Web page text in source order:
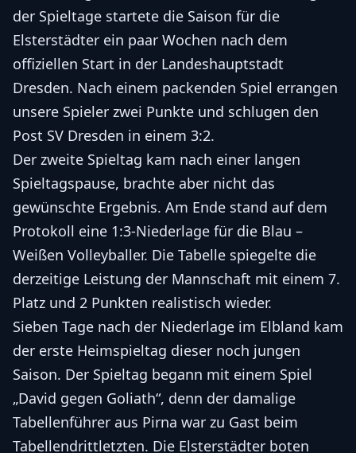
der Spieltage startete die Saison für die
Elsterstädter ein paar Wochen nach dem
offiziellen Start in der Landeshauptstadt
Dresden. Nach einem packenden Spiel errangen
unsere Spieler zwei Punkte und schlugen den
Post SV Dresden in einem 3:2.
Der zweite Spieltag kam nach einer langen
Spieltagspause, brachte aber nicht das
gewünschte Ergebnis. Am Ende stand auf dem
Protokoll eine 1:3-Niederlage für die Blau –
Weißen Volleyballer. Die Tabelle spiegelte die
derzeitige Leistung der Mannschaft mit einem 7.
Platz und 2 Punkten realistisch wieder.
Sieben Tage nach der Niederlage im Elbland kam
der erste Heimspieltag dieser noch jungen
Saison. Der Spieltag begann mit einem Spiel
„David gegen Goliath“, denn der damalige
Tabellenführer aus Pirna war zu Gast beim
Tabellendrittletzten. Die Elsterstädter boten